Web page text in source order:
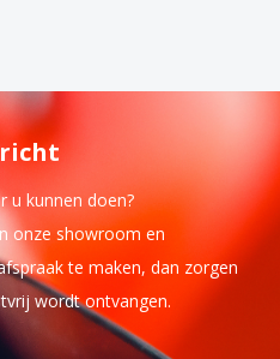
u kunnen doen?
onze showroom en
te maken, dan zorgen
wordt ontvangen.